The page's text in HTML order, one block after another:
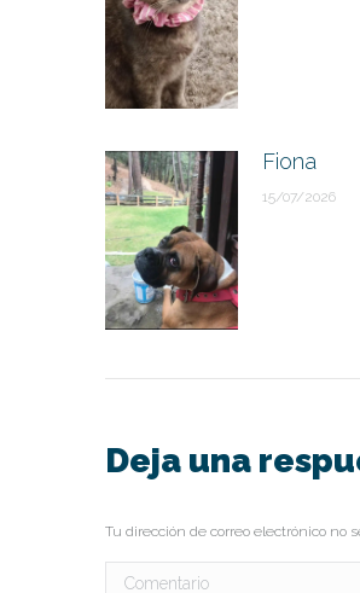
Fiona
15/07/2026
Deja una
Tu dirección de correo electrónico no
Comentario